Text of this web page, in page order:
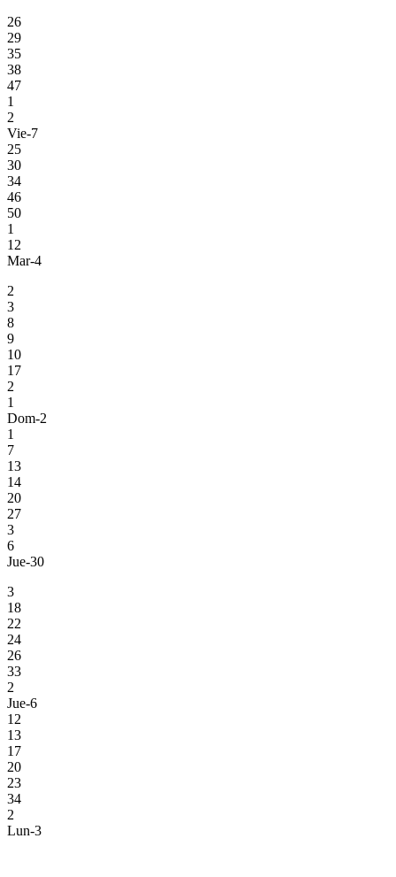
26
29
35
38
47
1
2
Vie-7
25
30
34
46
50
1
12
Mar-4
2
3
8
9
10
17
2
1
Dom-2
1
7
13
14
20
27
3
6
Jue-30
3
18
22
24
26
33
2
Jue-6
12
13
17
20
23
34
2
Lun-3